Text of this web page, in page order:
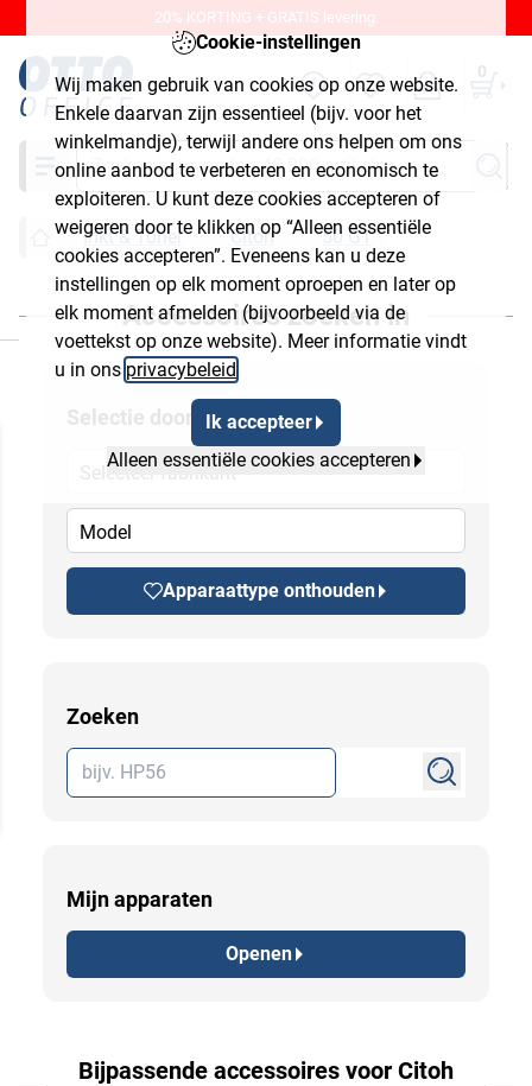
Cookie-instellingen
Wij maken gebruik van cookies op onze website.
Enkele daarvan zijn essentieel (bijv. voor het
winkelmandje), terwijl andere ons helpen om ons
online aanbod te verbeteren en economisch te
exploiteren. U kunt deze cookies accepteren of
weigeren door te klikken op “Alleen essentiële
cookies accepteren”. Eveneens kan u deze
instellingen op elk moment oproepen en later op
elk moment afmelden (bijvoorbeeld via de
voettekst op onze website). Meer informatie vindt
u in ons privacybeleid
Ik accepteer
Alleen essentiële cookies accepteren
20% KORTING + GRATIS levering.
0
Zoeken
Inkt & Toner Citoh 50 GT
Accessoires zoeken in
Selectie door
Selecteer fabrikant
Model
Apparaattype onthouden
Zoeken
Mijn apparaten
Openen
Bijpassende accessoires voor Citoh